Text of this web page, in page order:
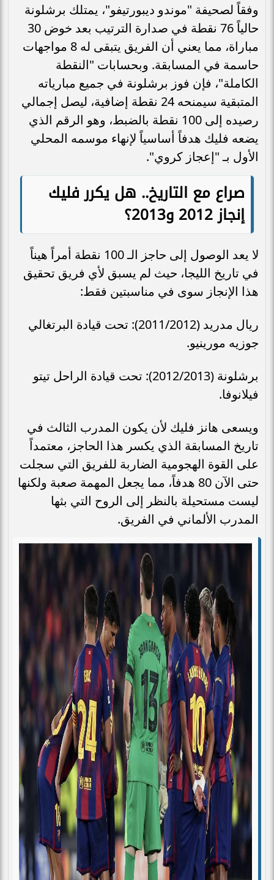
وفقاً لصحيفة "موندو ديبورتيفو"، يمتلك برشلونة
حالياً 76 نقطة في صدارة الترتيب بعد خوض 30
مباراة، مما يعني أن الفريق يتبقى له 8 مواجهات
حاسمة في المسابقة. وبحسابات "النقطة
الكاملة"، فإن فوز برشلونة في جميع مبارياته
المتبقية سيمنحه 24 نقطة إضافية، ليصل إجمالي
رصيده إلى 100 نقطة بالضبط، وهو الرقم الذي
يضعه فليك هدفاً أساسياً لإنهاء موسمه المحلي
الأول بـ "إعجاز كروي".
صراع مع التاريخ.. هل يكرر فليك
إنجاز 2012 و2013؟
لا يعد الوصول إلى حاجز الـ 100 نقطة أمراً هيناً
في تاريخ الليجا، حيث لم يسبق لأي فريق تحقيق
هذا الإنجاز سوى في مناسبتين فقط:
ريال مدريد (2011/2012): تحت قيادة البرتغالي
جوزيه مورينيو.
برشلونة (2012/2013): تحت قيادة الراحل تيتو
فيلانوفا.
ويسعى هانز فليك لأن يكون المدرب الثالث في
تاريخ المسابقة الذي يكسر هذا الحاجز، معتمداً
على القوة الهجومية الضاربة للفريق التي سجلت
حتى الآن 80 هدفاً، مما يجعل المهمة صعبة ولكنها
ليست مستحيلة بالنظر إلى الروح التي بثها
المدرب الألماني في الفريق.